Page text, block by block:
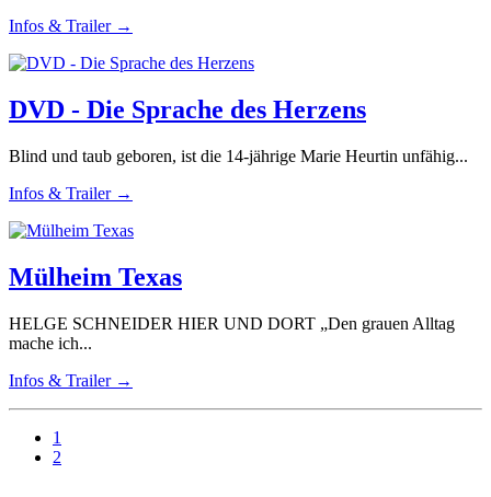
Infos & Trailer →
DVD - Die Sprache des Herzens
Blind und taub geboren, ist die 14-jährige Marie Heurtin unfähig...
Infos & Trailer →
Mülheim Texas
HELGE SCHNEIDER HIER UND DORT „Den grauen Alltag
mache ich...
Infos & Trailer →
1
2